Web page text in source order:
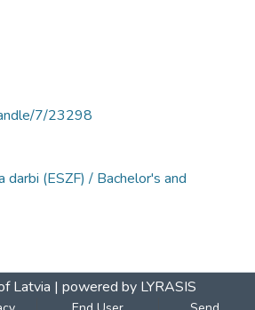
7/23298
darbi (ESZF) / Bachelor's and
Latvia | powered by LYRASIS